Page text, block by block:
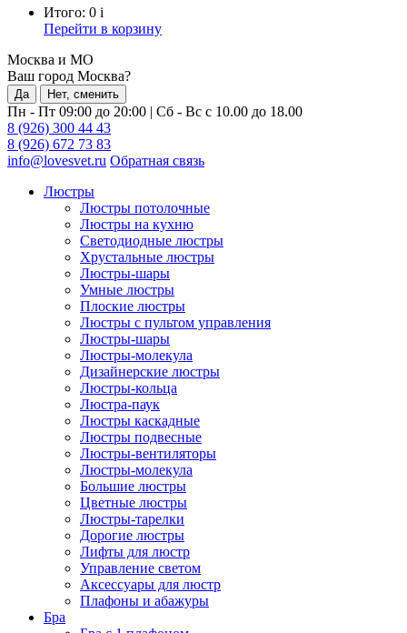
Итого: 0 i
Перейти в корзину
Москва и МО
Ваш город Москва?
Да Нет, сменить
Пн - Пт 09:00 до 20:00 | Сб - Вс с 10.00 до 18.00
8 (926) 300 44 43
8 (926) 672 73 83
info@lovesvet.ru Обратная связь
Люстры
Люстры потолочные
Люстры на кухню
Светодиодные люстры
Хрустальные люстры
Люстры-шары
Умные люстры
Плоские люстры
Люстры с пультом управления
Люстры-шары
Люстры-молекула
Дизайнерские люстры
Люстры-кольца
Люстра-паук
Люстры каскадные
Люстры подвесные
Люстры-вентиляторы
Люстры-молекула
Большие люстры
Цветные люстры
Люстры-тарелки
Дорогие люстры
Лифты для люстр
Управление светом
Аксессуары для люстр
Плафоны и абажуры
Бра